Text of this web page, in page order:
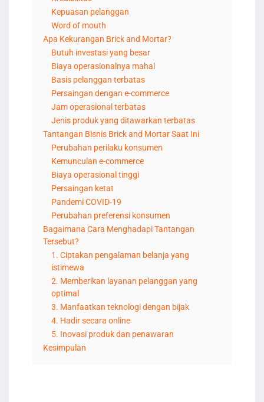
Kepuasan pelanggan
Word of mouth
Apa Kekurangan Brick and Mortar?
Butuh investasi yang besar
Biaya operasionalnya mahal
Basis pelanggan terbatas
Persaingan dengan e-commerce
Jam operasional terbatas
Jenis produk yang ditawarkan terbatas
Tantangan Bisnis Brick and Mortar Saat Ini
Perubahan perilaku konsumen
Kemunculan e-commerce
Biaya operasional tinggi
Persaingan ketat
Pandemi COVID-19
Perubahan preferensi konsumen
Bagaimana Cara Menghadapi Tantangan
Tersebut?
1. Ciptakan pengalaman belanja yang
istimewa
2. Memberikan layanan pelanggan yang
optimal
3. Manfaatkan teknologi dengan bijak
4. Hadir secara online
5. Inovasi produk dan penawaran
Kesimpulan